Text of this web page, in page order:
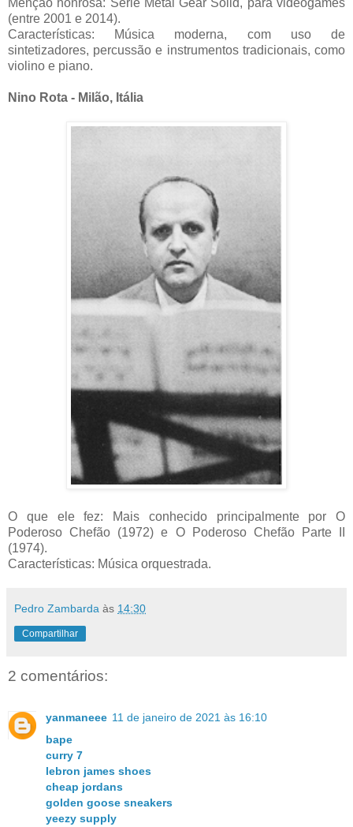
Menção honrosa: Série Metal Gear Solid, para videogames
(entre 2001 e 2014).
Características: Música moderna, com uso de
sintetizadores, percussão e instrumentos tradicionais, como
violino e piano.
Nino Rota - Milão, Itália
O que ele fez: Mais conhecido principalmente por O
Poderoso Chefão (1972) e O Poderoso Chefão Parte II
(1974).
Características: Música orquestrada.
Pedro Zambarda às 14:30
Compartilhar
2 comentários:
yanmaneee 11 de janeiro de 2021 às 16:10
bape
curry 7
lebron james shoes
cheap jordans
golden goose sneakers
yeezy supply